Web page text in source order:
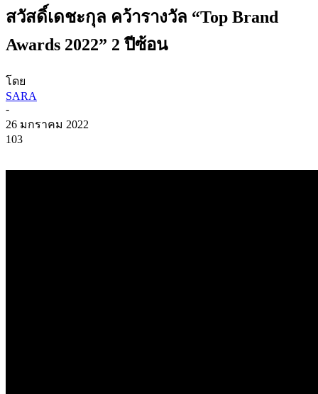
สวัสดิ์เดชะกุล คว้ารางวัล “Top Brand
Awards 2022” 2 ปีซ้อน
โดย
SARA
-
26 มกราคม 2022
103